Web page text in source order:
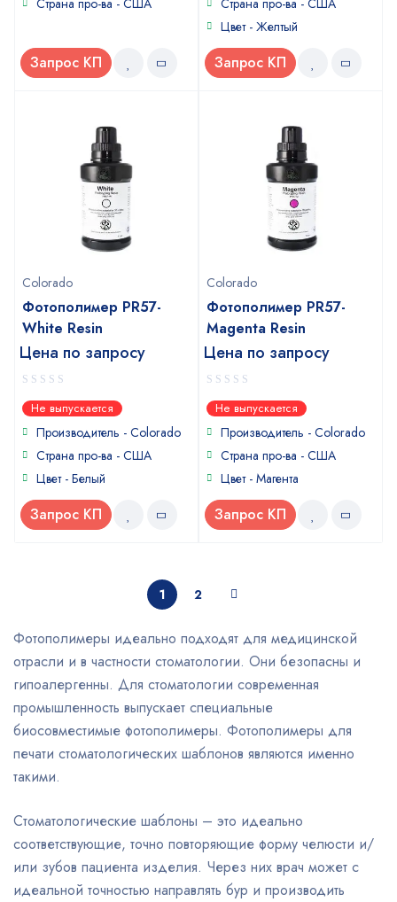
Страна про-ва - США
Запрос КП
Страна про-ва - США
Цвет - Желтый
Запрос КП
Colorado
Фотополимер PR57-
White Resin
Цена по запросу
0
out
of
Не выпускается
Производитель - Colorado
Страна про-ва - США
Цвет - Белый
Запрос КП
Colorado
Фотополимер PR57-
Magenta Resin
Цена по запросу
0
out
of
Не выпускается
Производитель - Colorado
Страна про-ва - США
Цвет - Магента
Запрос КП
1 2
Фотополимеры идеально подходят для медицинской
отрасли и в частности стоматологии. Они безопасны и
гипоалергенны. Для стоматологии современная
промышленность выпускает специальные
биосовместимые фотополимеры. Фотополимеры для
печати стоматологических шаблонов являются именно
такими.
Стоматологические шаблоны – это идеально
соответствующие, точно повторяющие форму челюсти и/
или зубов пациента изделия. Через них врач может с
идеальной точностью направлять бур и производить